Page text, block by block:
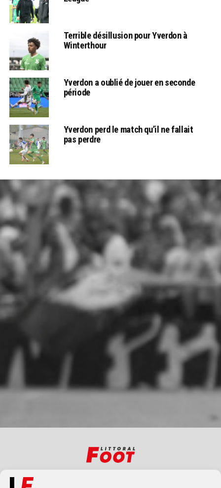
Terrible désillusion pour Yverdon à
Winterthour
Yverdon a oublié de jouer en seconde
période
Yverdon perd le match qu’il ne fallait
pas perdre